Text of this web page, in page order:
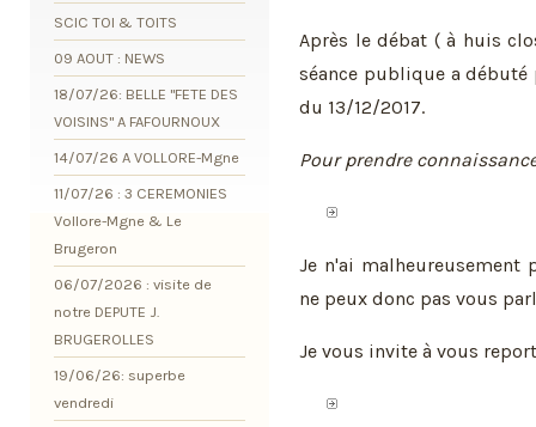
Après le débat ( à huis
séance publique a
du 13/12/2017.
Pour prendre
Je n'ai malheureusement
ne peux donc pas vous
Je vous invite à vous
SCIC TOI & TOITS
09 AOUT : NEWS
18/07/26: BELLE "FETE DES
VOISINS" A FAFOURNOUX
14/07/26 A VOLLORE-Mgne
11/07/26 : 3 CEREMONIES
Vollore-Mgne & Le
Brugeron
06/07/2026 : visite de
notre DEPUTE J.
BRUGEROLLES
19/06/26: superbe
vendredi